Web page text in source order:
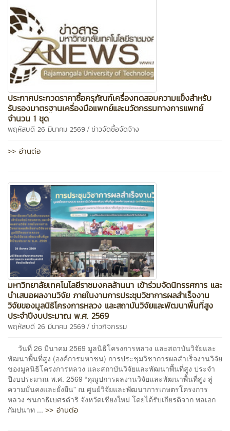
ประกาศประกวดราคาซื้อครุภัณฑ์เครื่องทดสอบความแข็งสำหรับ
รับรองมาตรฐานเครื่องมือแพทย์และนวัตกรรมทางการแพทย์
จำนวน 1 ชุด
พฤหัสบดี 26 มีนาคม 2569 / ข่าวจัดซื้อจัดจ้าง
>> อ่านต่อ
มหาวิทยาลัยเทคโนโลยีราชมงคลล้านนา เข้าร่วมจัดนิทรรศการ และ
นำเสนอผลงานวิจัย ภายในงานการประชุมวิชาการผลสำเร็จงาน
วิจัยของมูลนิธิโครงการหลวง และสถาบันวิจัยและพัฒนาพื้นที่สูง
ประจำปีงบประมาณ พ.ศ. 2569
พฤหัสบดี 26 มีนาคม 2569 / ข่าวกิจกรรม
วันที่ 26 มีนาคม 2569 มูลนิธิโครงการหลวง และสถาบันวิจัยและ
พัฒนาพื้นที่สูง (องค์การมหาชน) การประชุมวิชาการผลสำเร็จงานวิจัย
ของมูลนิธิโครงการหลวง และสถาบันวิจัยและพัฒนาพื้นที่สูง ประจำ
ปีงบประมาณ พ.ศ. 2569 “คุณูปการผลงานวิจัยและพัฒนาพื้นที่สูง สู่
ความมั่นคงและยั่งยืน” ณ ศูนย์วิจัยและพัฒนาการเกษตรโครงการ
หลวง ชนกาธิเบศรดำริ จังหวัดเชียงใหม่ โดยได้รับเกียรติจาก พลเอก
กัมปนาท ... >> อ่านต่อ